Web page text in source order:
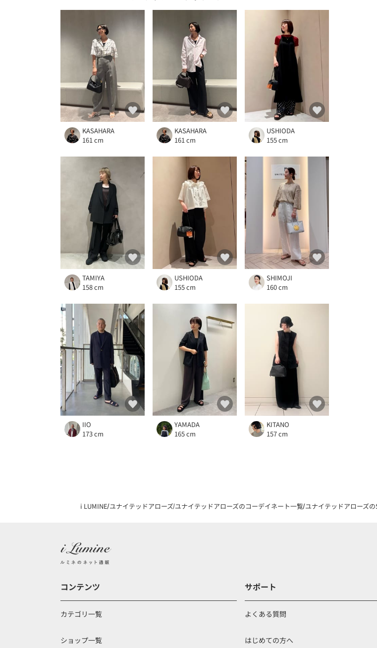
KASAHARA
161 cm
KASAHARA
161 cm
USHIODA
155 cm
TAMIYA
158 cm
USHIODA
155 cm
SHIMOJI
160 cm
IIO
173 cm
YAMADA
165 cm
KITANO
157 cm
i LUMINE ユナイテッドアローズ ユナイテッドアローズのコーデイネート一覧ユナイテッドアローズ
コンテンツ
カテゴリ一覧
ショップ一覧
サポート
よくある質問
はじめての方へ